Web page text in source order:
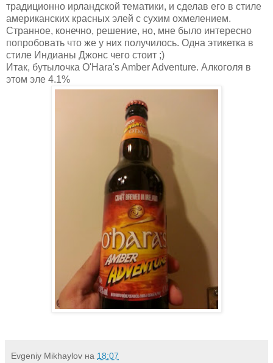
традиционно ирландской тематики, и сделав его в стиле
американских красных элей с сухим охмелением.
Странное, конечно, решение, но, мне было интересно
попробовать что же у них получилось. Одна этикетка в
стиле Индианы Джонc чего стоит ;)
Итак, бутылочка O'Hara's Amber Adventure. Алкоголя в
этом эле 4.1%
Evgeniy Mikhaylov на 18:07